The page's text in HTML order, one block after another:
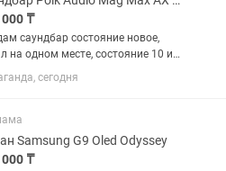
000 ₸
саундбар состояние новое,
на одном месте, состояние 10 из
сегодня
Samsung G9 Oled Odyssey
000 ₸